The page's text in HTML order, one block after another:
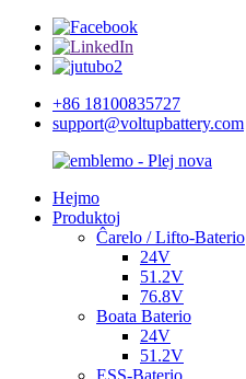
+86 18100835727
support@voltupbattery.com
Hejmo
Produktoj
Ĉarelo / Lifto-Baterio
24V
51.2V
76.8V
Boata Baterio
24V
51.2V
ESS-Baterio